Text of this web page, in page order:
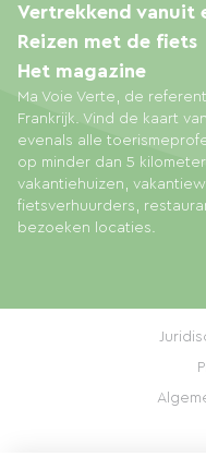
Ma Voie Verte, de
Frankrijk. Vind de kaart
evenals alle
op minder dan 5
vakantiehuizen,
fietsverhuurders,
bezoeken locaties.
Vertrekkend vanuit
Reizen met de fiets
Het magazine